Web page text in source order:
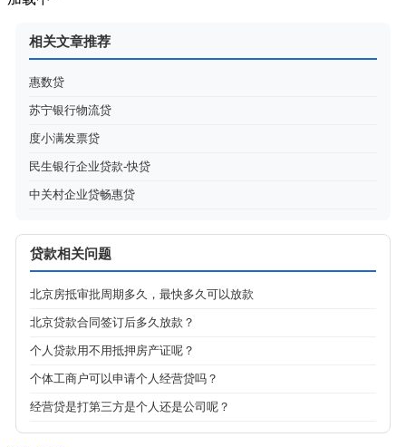
相关文章推荐
惠数贷
苏宁银行物流贷
度小满发票贷
民生银行企业贷款-快贷
中关村企业贷畅惠贷
贷款相关问题
北京房抵审批周期多久，最快多久可以放款
北京贷款合同签订后多久放款？
个人贷款用不用抵押房产证呢？
个体工商户可以申请个人经营贷吗？
经营贷是打第三方是个人还是公司呢？